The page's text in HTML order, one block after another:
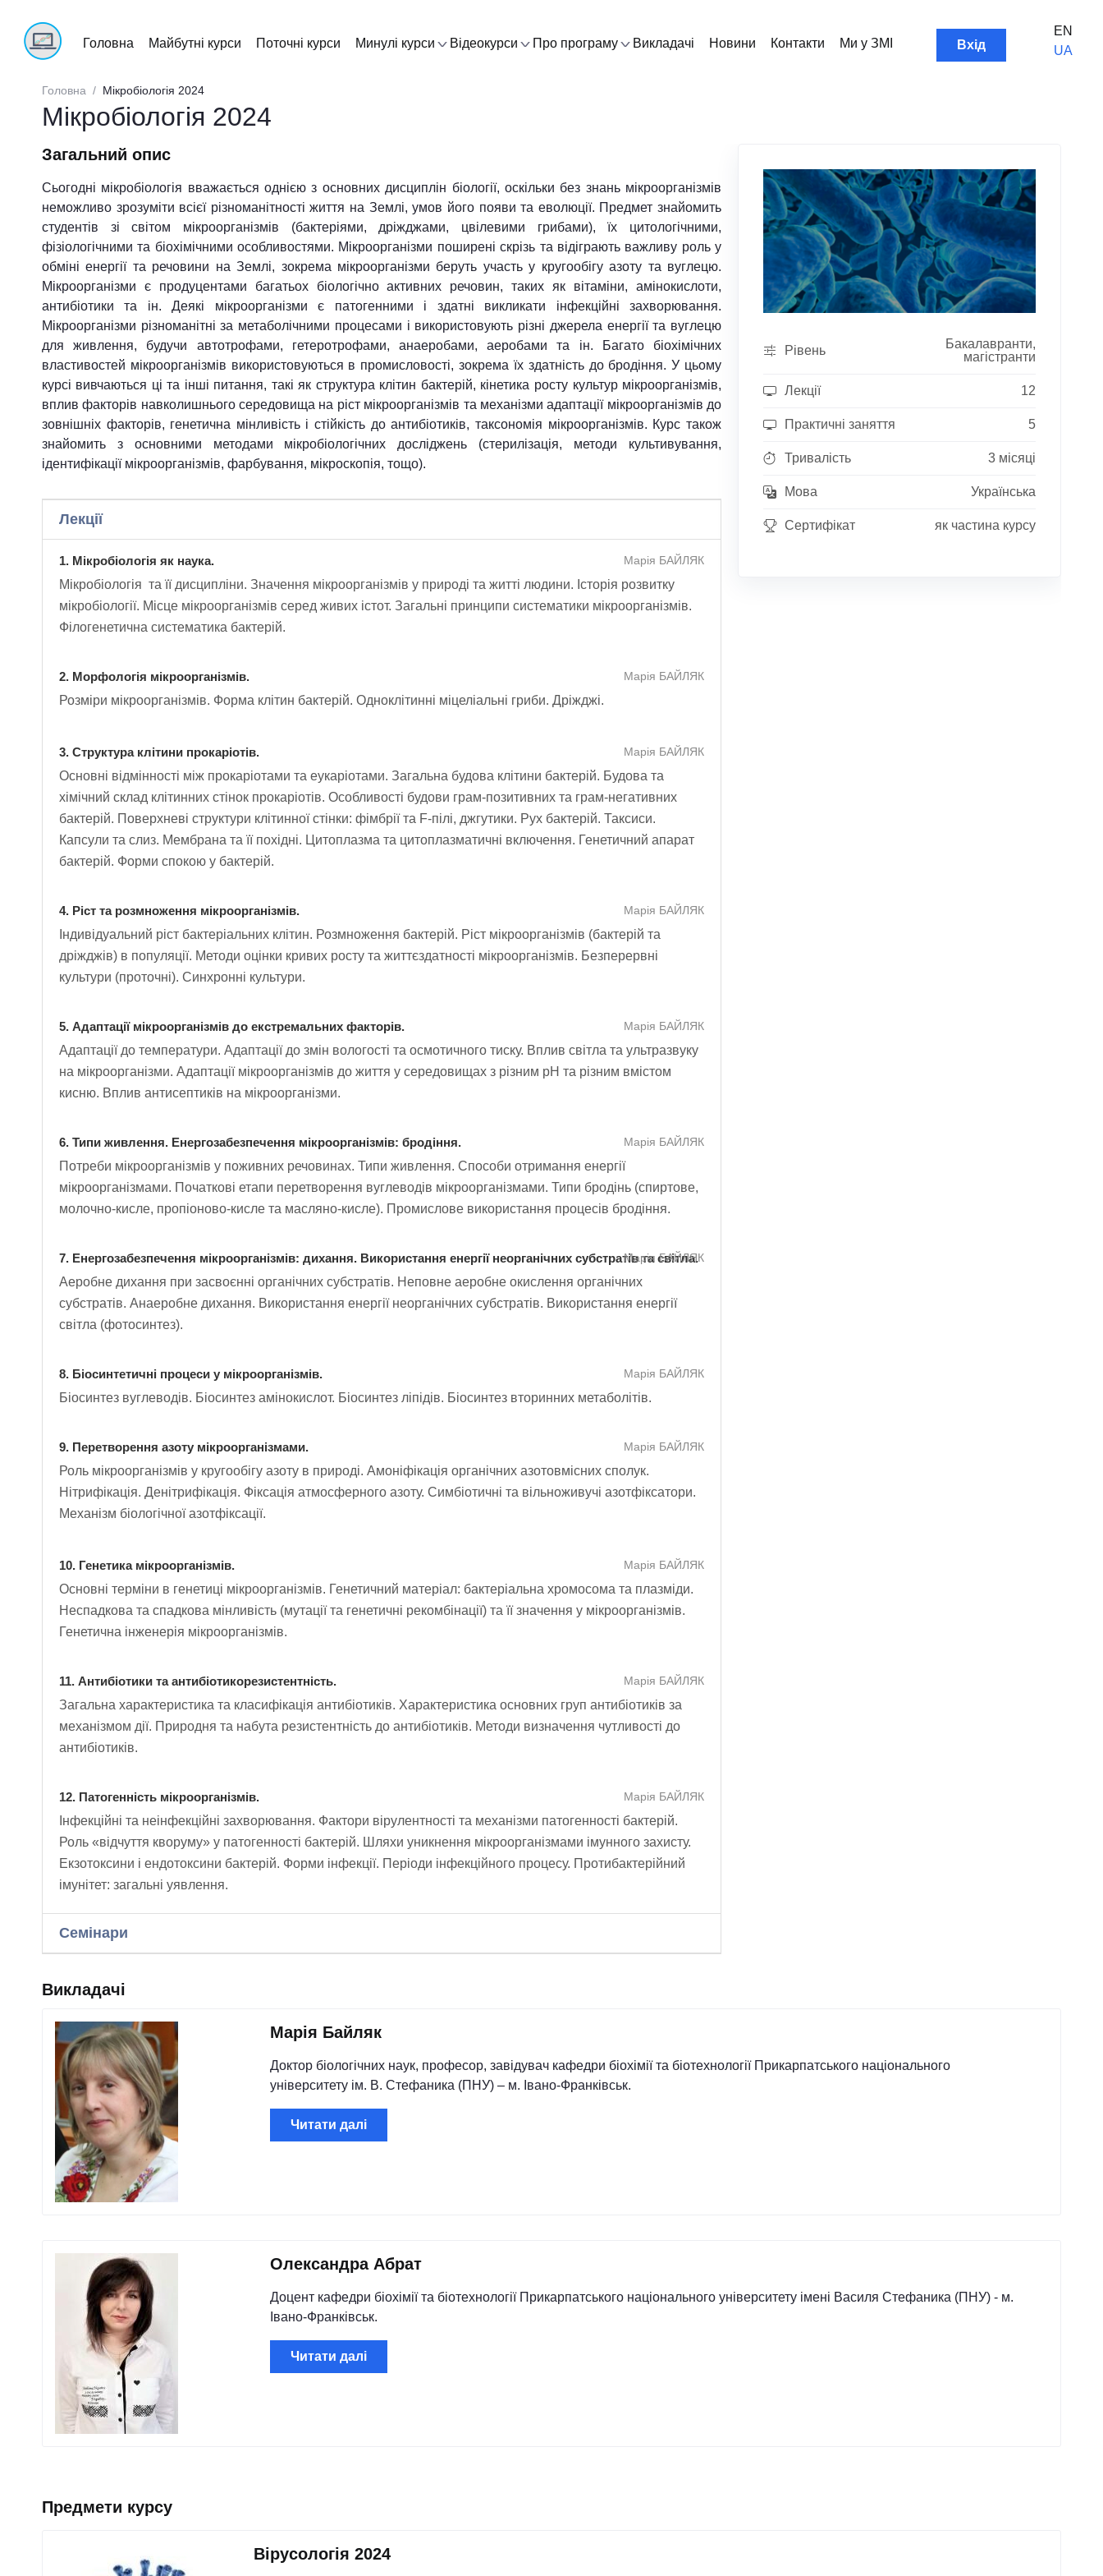
Головна Майбутні курси Поточні курси Минулі курси Відеокурси Про програму Викладачі Новини Контакти Ми у ЗМІ User account menu
Вхід
EN
UA
Рядок навіґації
Головна Мікробіологія 2024
Мікробіологія 2024
Загальний опис
Сьогодні мікробіологія вважається однією з основних дисциплін біології, оскільки без знань мікроорганізмів
неможливо зрозуміти всієї різноманітності життя на Землі, умов його появи та еволюції. Предмет знайомить
студентів зі світом мікроорганізмів (бактеріями, дріжджами, цвілевими грибами), їх цитологічними,
фізіологічними та біохімічними особливостями. Мікроорганізми поширені скрізь та відіграють важливу роль у
обміні енергії та речовини на Землі, зокрема мікроорганізми беруть участь у кругообігу азоту та вуглецю.
Мікроорганізми є продуцентами багатьох біологічно активних речовин, таких як вітаміни, амінокислоти,
антибіотики та ін. Деякі мікроорганізми є патогенними і здатні викликати інфекційні захворювання.
Мікроорганізми різноманітні за метаболічними процесами і використовують різні джерела енергії та вуглецю
для живлення, будучи автотрофами, гетеротрофами, анаеробами, аеробами та ін. Багато біохімічних
властивостей мікроорганізмів використовуються в промисловості, зокрема їх здатність до бродіння. У цьому
курсі вивчаються ці та інші питання, такі як структура клітин бактерій, кінетика росту культур мікроорганізмів,
вплив факторів навколишнього середовища на ріст мікроорганізмів та механізми адаптації мікроорганізмів до
зовнішніх факторів, генетична мінливість і стійкість до антибіотиків, таксономія мікроорганізмів. Курс також
знайомить з основними методами мікробіологічних досліджень (стерилізація, методи культивування,
ідентифікації мікроорганізмів, фарбування, мікроскопія, тощо).
Лекції
1. Мікробіологія як наука. Марія БАЙЛЯК
Мікробіологія та її дисципліни. Значення мікроорганізмів у природі та житті людини. Історія розвитку
мікробіології. Місце мікроорганізмів серед живих істот. Загальні принципи систематики мікроорганізмів.
Філогенетична систематика бактерій.
2. Морфологія мікроорганізмів. Марія БАЙЛЯК
Розміри мікроорганізмів. Форма клітин бактерій. Одноклітинні міцеліальні гриби. Дріжджі.
3. Структура клітини прокаріотів. Марія БАЙЛЯК
Основні відмінності між прокаріотами та еукаріотами. Загальна будова клітини бактерій. Будова та
хімічний склад клітинних стінок прокаріотів. Особливості будови грам-позитивних та грам-негативних
бактерій. Поверхневі структури клітинної стінки: фімбрії та F-пілі, джгутики. Рух бактерій. Таксиси.
Капсули та слиз. Мембрана та її похідні. Цитоплазма та цитоплазматичні включення. Генетичний апарат
бактерій. Форми спокою у бактерій.
4. Ріст та розмноження мікроорганізмів. Марія БАЙЛЯК
Індивідуальний ріст бактеріальних клітин. Розмноження бактерій. Ріст мікроорганізмів (бактерій та
дріжджів) в популяції. Методи оцінки кривих росту та життєздатності мікроорганізмів. Безперервні
культури (проточні). Синхронні культури.
5. Адаптації мікроорганізмів до екстремальних факторів. Марія БАЙЛЯК
Адаптації до температури. Адаптації до змін вологості та осмотичного тиску. Вплив cвітла та ультразвуку
на мікроорганізми. Адаптації мікроорганізмів до життя у середовищах з різним рН та різним вмістом
кисню. Вплив антисептиків на мікроорганізми.
6. Типи живлення. Енергозабезпечення мікроорганізмів: бродіння. Марія БАЙЛЯК
Потреби мікроорганізмів у поживних речовинах. Типи живлення. Способи отримання енергії
мікроорганізмами. Початкові етапи перетворення вуглеводів мікроорганізмами. Типи бродінь (спиртове,
молочно-кисле, пропіоново-кисле та масляно-кисле). Промислове використання процесів бродіння.
7. Енергозабезпечення мікроорганізмів: дихання. Використання енергії неорганічних субстратів та світла.
Марія БАЙЛЯК
Аеробне дихання при засвоєнні органічних субстратів. Неповне аеробне окислення органічних
субстратів. Анаеробне дихання. Використання енергії неорганічних субстратів. Використання енергії
світла (фотосинтез).
8. Біосинтетичні процеси у мікроорганізмів. Марія БАЙЛЯК
Біосинтез вуглеводів. Біосинтез амінокислот. Біосинтез ліпідів. Біосинтез вторинних метаболітів.
9. Перетворення азоту мікроорганізмами. Марія БАЙЛЯК
Роль мікроорганізмів у кругообігу азоту в природі. Амоніфікація органічних азотовмісних сполук.
Нітрифікація. Денітрифікація. Фіксація атмосферного азоту. Симбіотичні та вільноживучі азотфіксатори.
Механізм біологічної азотфіксації.
10. Генетика мікроорганізмів. Марія БАЙЛЯК
Основні терміни в генетиці мікроорганізмів. Генетичний матеріал: бактеріальна хромосома та плазміди.
Неспадкова та спадкова мінливість (мутації та генетичні рекомбінації) та її значення у мікроорганізмів.
Генетична інженерія мікроорганізмів.
11. Антибіотики та антибіотикорезистентність. Марія БАЙЛЯК
Загальна характеристика та класифікація антибіотиків. Характеристика основних груп антибіотиків за
механізмом дії. Природня та набута резистентність до антибіотиків. Методи визначення чутливості до
антибіотиків.
12. Патогенність мікроорганізмів. Марія БАЙЛЯК
Інфекційні та неінфекційні захворювання. Фактори вірулентності та механізми патогенності бактерій.
Роль «відчуття кворуму» у патогенності бактерій. Шляхи уникнення мікроорганізмами імунного захисту.
Екзотоксини і ендотоксини бактерій. Форми інфекції. Періоди інфекційного процесу. Протибактерійний
імунітет: загальні уявлення.
Семінари
Рівень
Бакалавранти,
магістранти
Лекції 12
Практичні заняття 5
Тривалість 3 місяці
Мова Українська
Сертифікат як частина курсу
Викладачі
Марія Байляк
Доктор біологічних наук, професор, завідувач кафедри біохімії та біотехнології Прикарпатського національного
університету ім. В. Стефаника (ПНУ) – м. Івано-Франківськ.
Читати далі
Олександра Абрат
Доцент кафедри біохімії та біотехнології Прикарпатського національного університету імені Василя Стефаника (ПНУ) - м.
Івано-Франківськ.
Читати далі
Предмети курсу
Вірусологія 2024